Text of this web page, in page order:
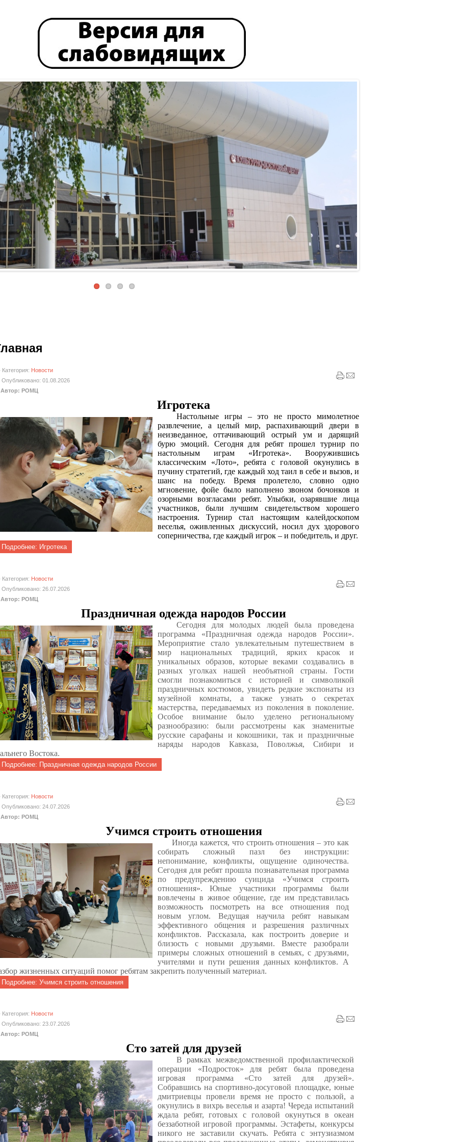
Категория: Новости
Опубликовано: 01.08.2026
РОМЦ
Игротека
Настольные игры – это не просто мимолетное
развлечение, а целый мир, распахивающий двери в
неизведанное, оттачивающий острый ум и дарящий
бурю эмоций. Сегодня для ребят прошел турнир по
настольным играм «Игротека». Вооружившись
классическим «Лото», ребята с головой окунулись в
пучину стратегий, где каждый ход таил в себе и вызов, и
шанс на победу. Время пролетело, словно одно
мгновение, фойе было наполнено звоном бочонков и
озорными возгласами ребят. Улыбки, озарявшие лица
участников, были лучшим свидетельством хорошего
настроения. Турнир стал настоящим калейдоскопом
веселья, оживленных дискуссий, носил дух здорового
соперничества, где каждый игрок – и победитель, и друг.
Игротека
Категория: Новости
Опубликовано: 26.07.2026
РОМЦ
Праздничная одежда народов России
Сегодня для молодых людей была проведена
программа «Праздничная одежда народов России».
Мероприятие стало увлекательным путешествием в
мир национальных традиций, ярких красок и
уникальных образов, которые веками создавались в
разных уголках нашей необъятной страны. Гости
смогли познакомиться с историей и символикой
праздничных костюмов, увидеть редкие экспонаты из
музейной комнаты, а также узнать о секретах
мастерства, передаваемых из поколения в поколение.
Особое внимание было уделено региональному
разнообразию: были рассмотрены как знаменитые
русские сарафаны и кокошники, так и праздничные
наряды народов Кавказа, Поволжья, Сибири и
Востока.
Праздничная одежда народов России
Категория: Новости
Опубликовано: 24.07.2026
РОМЦ
Учимся строить отношения
Иногда кажется, что строить отношения – это как
собирать сложный пазл без инструкции:
непонимание, конфликты, ощущение одиночества.
Сегодня для ребят прошла познавательная программа
по предупреждению суицида «Учимся строить
отношения». Юные участники программы были
вовлечены в живое общение, где им представилась
возможность посмотреть на все отношения под
новым углом. Ведущая научила ребят навыкам
эффективного общения и разрешения различных
конфликтов. Рассказала, как построить доверие и
близость с новыми друзьями. Вместе разобрали
примеры сложных отношений в семьях, с друзьями,
учителями и пути решения данных конфликтов. А
жизненных ситуаций помог ребятам закрепить полученный материал.
Учимся строить отношения
Категория: Новости
Опубликовано: 23.07.2026
РОМЦ
Сто затей для друзей
В рамках межведомственной профилактической
операции «Подросток» для ребят была проведена
игровая программа «Сто затей для друзей».
Собравшись на спортивно-досуговой площадке, юные
дмитриевцы провели время не просто с пользой, а
окунулись в вихрь веселья и азарта! Череда испытаний
ждала ребят, готовых с головой окунуться в океан
беззаботной игровой программы. Эстафеты, конкурсы
никого не заставили скучать. Ребята с энтузиазмом